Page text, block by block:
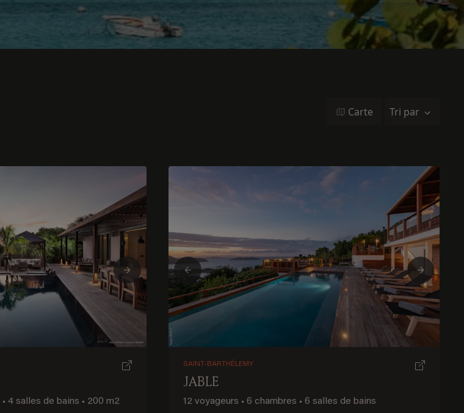
Carte Tri par
Previous Next
SAINT-BARTHÉLEMY
JABLE
12 voyageurs • 6 chambres • 6 salles de bains
Next
• 4 salles de bains • 200 m2